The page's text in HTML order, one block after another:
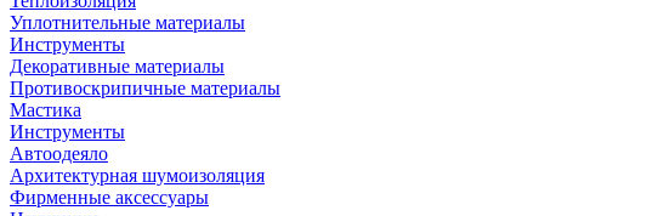
Уплотнительные материалы
Инструменты
Декоративные материалы
Противоскрипичные материалы
Мастика
Инструменты
Автоодеяло
Архитектурная шумоизоляция
Фирменные аксессуары